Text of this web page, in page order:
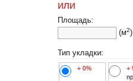
ИЛИ
Площадь:
(м2)
Тип укладки:
+ 0%
+